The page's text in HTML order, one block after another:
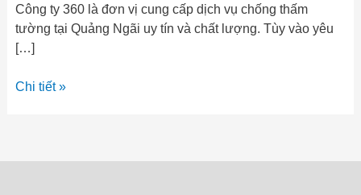
Công ty 360 là đơn vị cung cấp dịch vụ chống thấm
tường tại Quảng Ngãi uy tín và chất lượng. Tùy vào yêu
[…]
Chi tiết »